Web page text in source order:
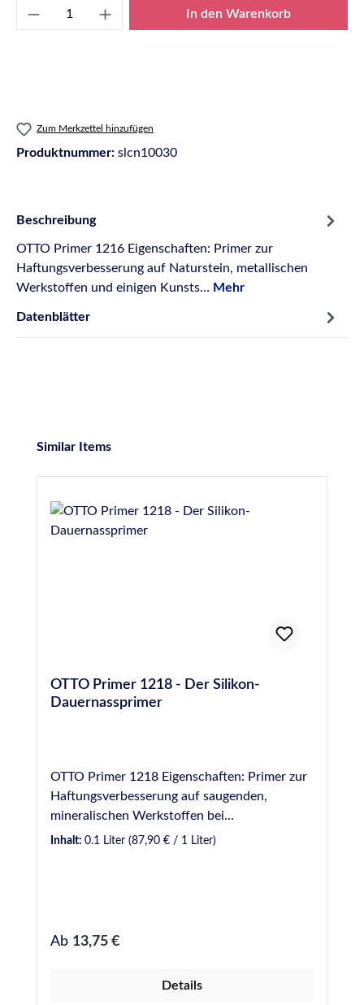
Produkt Anzahl: Gib den gewünschten
In den Warenkorb
Zum Merkzettel hinzufügen
Produktnummer: slcn10030
Beschreibung
OTTO Primer 1216 Eigenschaften: Primer zur
Haftungsverbesserung auf Naturstein, metallischen
Werkstoffen und einigen Kunsts… Mehr
Datenblätter
Produktgalerie überspringen
Similar Items
OTTO Primer 1218 - Der Silikon-
Dauernassprimer
OTTO Primer 1218 Eigenschaften: Primer zur
Haftungsverbesserung auf saugenden,
mineralischen Werkstoffen bei
Dauernassbelastung. Ablüftezeit mindestens
mineralischen Werkstoffen (z. B. Beton,
Mörtel, Fugenmörtel) und Keramik. Für das
auf unglasierten keramischen Untergründen.
Inhalt: 0.1 Liter (87,90 € / 1 Liter)
Regulärer Preis:
Ab 13,75 €
Details